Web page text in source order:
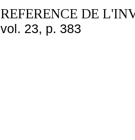
REFERENCE DE
vol. 23, p. 383